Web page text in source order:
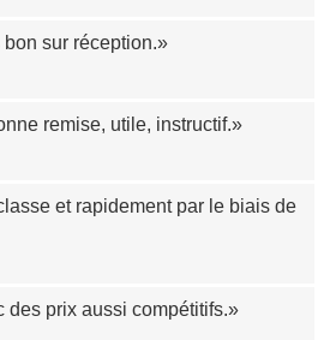
sur réception.
remise, utile, instructif.
et rapidement par le biais de
des prix aussi compétitifs.